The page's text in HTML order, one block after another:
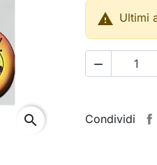
search
 Ultimi

Condividi